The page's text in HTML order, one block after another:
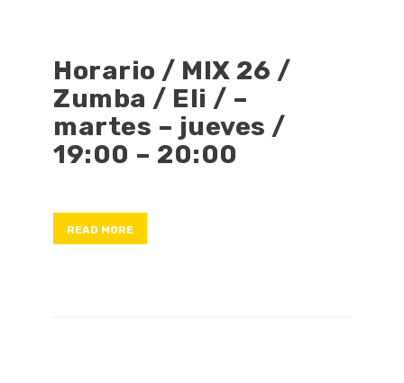
Horario / MIX 26 /
Zumba / Eli / –
martes – jueves /
19:00 – 20:00
READ MORE